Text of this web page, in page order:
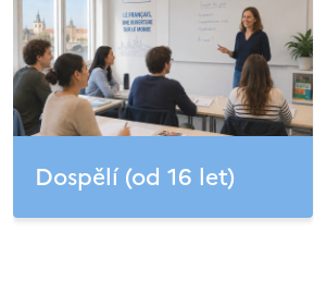
Dospělí (od 16 let)